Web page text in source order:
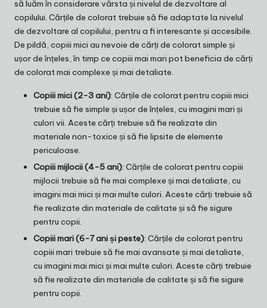
să luăm în considerare vârsta și nivelul de dezvoltare al
copilului. Cărțile de colorat trebuie să fie adaptate la nivelul
de dezvoltare al copilului, pentru a fi interesante și accesibile.
De pildă, copiii mici au nevoie de cărți de colorat simple și
ușor de înțeles, în timp ce copiii mai mari pot beneficia de cărți
de colorat mai complexe și mai detaliate.
Copiii mici (2-3 ani): Cărțile de colorat pentru copiii mici
trebuie să fie simple și ușor de înțeles, cu imagini mari și
culori vii. Aceste cărți trebuie să fie realizate din
materiale non-toxice și să fie lipsite de elemente
periculoase.
Copiii mijlocii (4-5 ani): Cărțile de colorat pentru copiii
mijlocii trebuie să fie mai complexe și mai detaliate, cu
imagini mai mici și mai multe culori. Aceste cărți trebuie să
fie realizate din materiale de calitate și să fie sigure
pentru copii.
Copiii mari (6-7 ani și peste): Cărțile de colorat pentru
copiii mari trebuie să fie mai avansate și mai detaliate,
cu imagini mai mici și mai multe culori. Aceste cărți trebuie
să fie realizate din materiale de calitate și să fie sigure
pentru copii.